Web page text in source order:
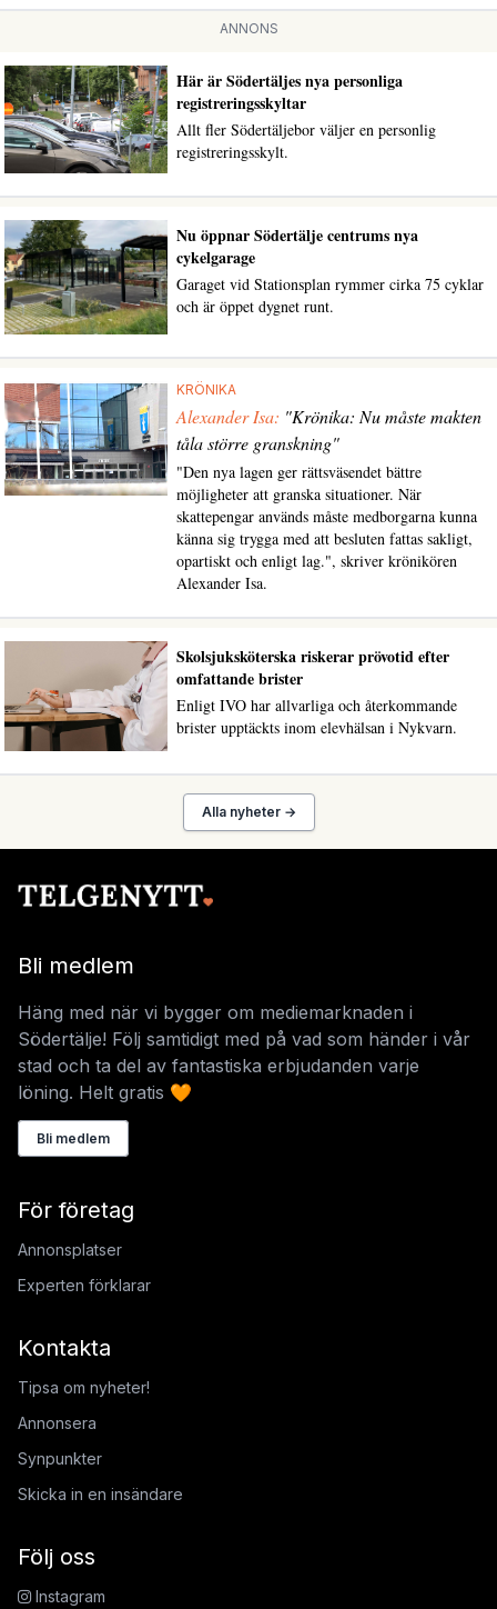
ANNONS
Här är Södertäljes nya personliga
registreringsskyltar
Allt fler Södertäljebor väljer en personlig
registreringsskylt.
Nu öppnar Södertälje centrums nya
cykelgarage
Garaget vid Stationsplan rymmer cirka 75 cyklar
och är öppet dygnet runt.
KRÖNIKA
Alexander Isa: "Krönika: Nu måste makten
tåla större granskning"
"Den nya lagen ger rättsväsendet bättre
möjligheter att granska situationer. När
skattepengar används måste medborgarna kunna
känna sig trygga med att besluten fattas sakligt,
opartiskt och enligt lag.", skriver krönikören
Alexander Isa.
Skolsjuksköterska riskerar prövotid efter
omfattande brister
Enligt IVO har allvarliga och återkommande
brister upptäckts inom elevhälsan i Nykvarn.
Alla nyheter →
Bli medlem
Häng med när vi bygger om mediemarknaden i
Södertälje! Följ samtidigt med på vad som händer i vår
stad och ta del av fantastiska erbjudanden varje
löning. Helt gratis 🧡
Bli medlem
För företag
Annonsplatser
Experten förklarar
Kontakta
Tipsa om nyheter!
Annonsera
Synpunkter
Skicka in en insändare
Följ oss
Instagram